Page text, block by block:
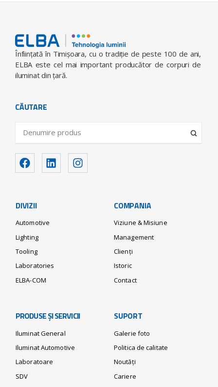
Înfiinţată în Timişoara, cu o tradiţie de peste 100 de ani,
ELBA este cel mai important producător de corpuri de
iluminat din ţară.
CĂUTARE
DIVIZII
Automotive
Lighting
Tooling
Laboratories
ELBA-COM
COMPANIA
Viziune & Misiune
Management
Clienți
Istoric
Contact
PRODUSE ȘI SERVICII
Iluminat General
Iluminat Automotive
Laboratoare
SDV
SUPORT
Galerie foto
Politica de calitate
Noutăți
Cariere